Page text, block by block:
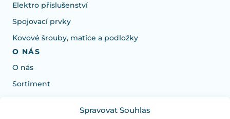
Spravovat Souhlas
Elektro příslušenství
Spojovací prvky
Kovové šrouby, matice a podložky
O NÁS
O nás
Sortiment
Potrebujete poradiť s výberom?